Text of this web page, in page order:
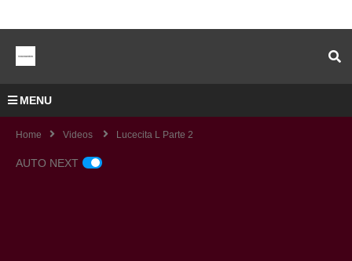
MENU
Home Videos Lucecita L Parte 2
AUTO NEXT